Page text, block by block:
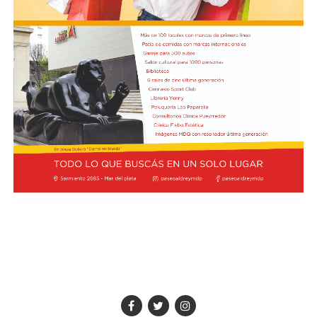
miércoles.
El gremio aseguró que tomó esta nueva medida de
fuerza luego de la “permanente negativa” que presenta
el Gobierno para entablar una mesa de diálogo y encarar
una nueva negociación salarial.
Esta protesta será, en principio, por 24 horas y
coincidirá con la vuelta a clases que tenían previsto la
Ciudad y la Provincia de Buenos Aires, Chaco y Santiago
del Estero, aunque impactará en todo el país y en los
mayor presupuesto para los establecimientos y